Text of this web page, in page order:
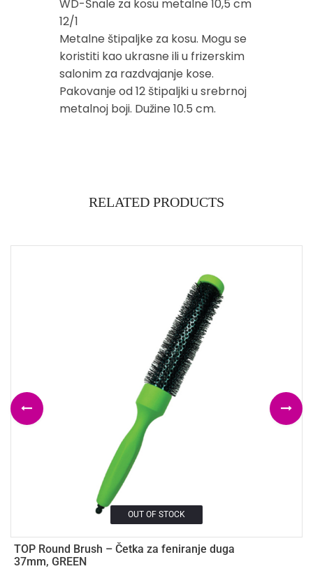
WD-Šnale za kosu metalne 10,5 cm
12/1
Metalne štipaljke za kosu. Mogu se
koristiti kao ukrasne ili u frizerskim
salonim za razdvajanje kose.
Pakovanje od 12 štipaljki u srebrnoj
metalnoj boji. Dužine 10.5 cm.
RELATED PRODUCTS
OUT OF STOCK
TOP Round Brush – Četka za feniranje duga
37mm, GREEN